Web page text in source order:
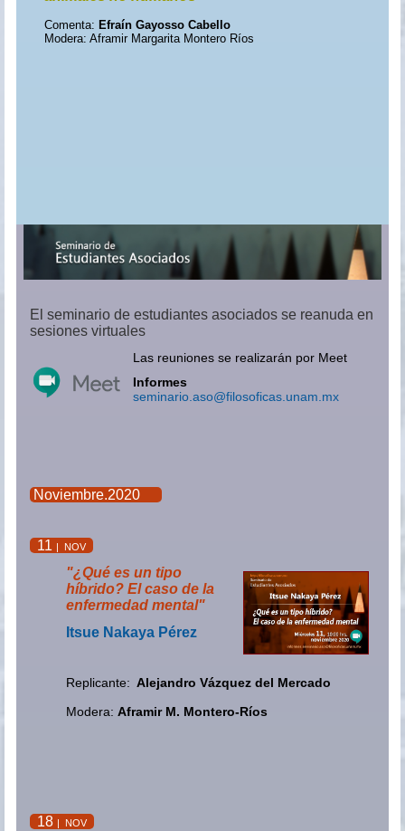
Comenta: Efraín Gayosso Cabello
Modera: Aframir Margarita Montero Ríos
El seminario de estudiantes asociados se reanuda en
sesiones virtuales
Las reuniones se realizarán por Meet
Informes
seminario.aso@filosoficas.unam.mx
Noviembre.2020
11 | NOV
"¿Qué es un tipo
híbrido? El caso de la
enfermedad mental"
Itsue Nakaya Pérez
Replicante: Alejandro Vázquez del Mercado
Modera:Aframir M. Montero-Ríos
18 | NOV